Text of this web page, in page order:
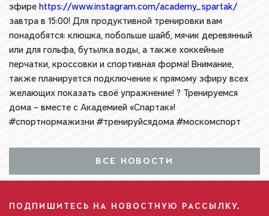
эфире https://www.instagram.com/academy_spartak/
завтра в 15:00! Для продуктивной тренировки вам
понадобятся: клюшка, побольше шайб, мячик деревянный
или для гольфа, бутылка воды, а также хоккейные
перчатки, кроссовки и спортивная форма! Внимание,
также планируется подключение к прямому эфиру всех
желающих показать своё упражнение! ? Тренируемся
дома – вместе с Академией «Спартак»!
#спортнормажизни #тренируйсядома #москомспорт
ВСЕ НОВОСТИ
ПОДПИШИТЕСЬ НА НОВОСТНУЮ РАССЫЛКУ,